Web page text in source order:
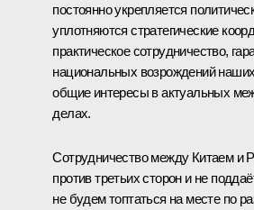
постоянно укрепляется
уплотняются стратегические
практическое сотрудничество,
национальных возрождений
общие интересы в актуальных
делах.
Сотрудничество между Китаем и
против третьих сторон и не
не будем топтаться на месте по